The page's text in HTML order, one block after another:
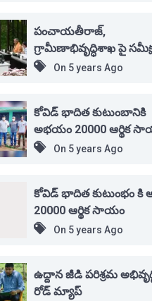
పంచాయతీరాజ్,
గ్రామీణాభివృద్ధిశాఖ పై
On 5 years Ago
కోవిడ్ భాదిత కుటుంబానికి
అభయం 20000 ఆర్థిక
On 5 years Ago
కోవిడ్ భాదిత కుటుంభం
20000 ఆర్థిక సాయం
On 5 years Ago
ఉద్దాన జీడి పరిశ్రమ
రోడ్ మ్యాప్